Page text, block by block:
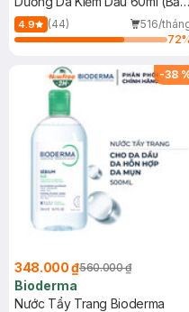
Mới)
4.9 (44)
516/
72
-38
348.000 ₫560.000 ₫
Bioderma
Nước Tẩy Trang Bioderma